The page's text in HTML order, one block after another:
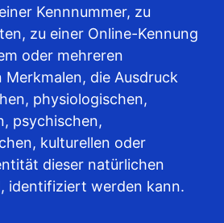
Kennnummer, zu
zu einer Online-Kennung
oder mehreren
Merkmalen, die Ausdruck
physiologischen,
psychischen,
kulturellen oder
dieser natürlichen
identifiziert werden kann.